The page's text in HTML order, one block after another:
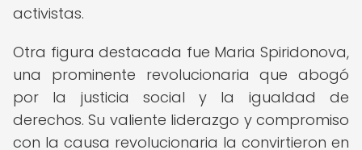
activistas.
Otra figura destacada fue Maria Spiridonova,
una prominente revolucionaria que abogó
por la justicia social y la igualdad de
derechos. Su valiente liderazgo y compromiso
con la causa revolucionaria la convirtieron en